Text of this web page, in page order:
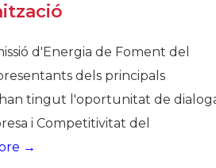
d'Energia de Foment del
dels principals
tingut l'oportunitat de
i Competitivitat del
→